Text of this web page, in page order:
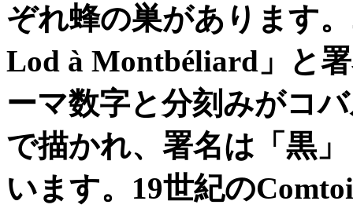
ぞれ蜂の巣があります
Lod à Montbéliard 」と
ーマ数字と分刻みがコ
で描かれ、署名は「黒
います。 19世紀の